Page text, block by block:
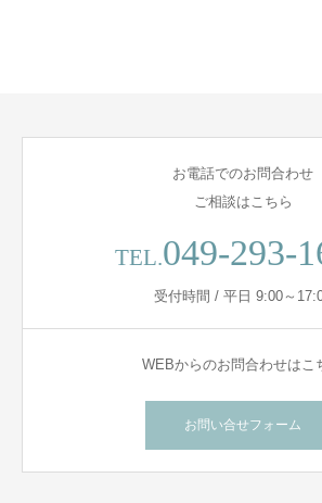
お電話でのお問合わせ
ご相談はこちら
TEL.049-293-
受付時間 / 平日 9:00～
WEBからのお問合わせはこ
お問い合せフォーム